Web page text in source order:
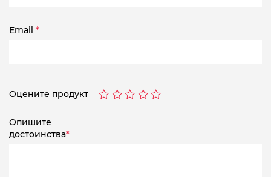
Email *
Оцените продукт
Опишите
достоинства*